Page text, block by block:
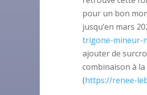
pour un bon
jusqu’en mars
trigone-mineur-
ajouter de
combinaison à
(https://renee-